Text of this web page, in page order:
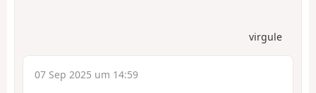
virgule
07 Sep 2025 um 14:59